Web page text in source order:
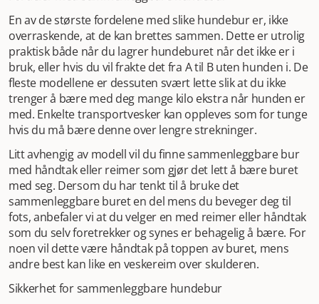
flotte vesker til hund. Er du usikker på om buret er stort
nok til hunden din, er det bare å ta målebåndet fatt. Buret
må være stort nok til at hunden har plass til å stå, ligge og
snu seg rundt uten problemer. Et bur som er for lite vil
være svært ubehagelig for hunden og absolutt ikke å
anbefale.Sammenleggbart hundebur av metallVi får med
jevne mellomrom inn sammenleggbare hundebur av
metall, så sjekk utvalget her og se om du finner noe du
liker. Metallbur tar opp ganske mye plass når de ikke er i
bruk, men har den fordelen at de er solige og man kan lett
holde øye med Fido, så du er nok ikke den eneste som er
på utkikk etter et sammenleggbart metallbur.
Vannavvisende hundeburDe fleste stoffburene og
hardcase-burene vi tilbyr er laget av vannavvisende
materialer som tåler både fukt og slitasje. Dersom du har
tenkt til å bruke det sammenleggbare hundeburet ditt til
transport og kommer til å bevege deg en del utendørs,
anbefaler vi at du velger et bur laget av vannavstøtende
materialer. Disse er dessuten lette å rengjøre med en
En av de største fordelene med slike hundebur er, ikke
overraskende, at de kan brettes sammen. Dette er utrolig
praktisk både når du lagrer hundeburet når det ikke er i
bruk, eller hvis du vil frakte det fra A til B uten hunden i. De
fleste modellene er dessuten svært lette slik at du ikke
trenger å bære med deg mange kilo ekstra når hunden er
med. Enkelte transportvesker kan oppleves som for tunge
hvis du må bære denne over lengre strekninger.
Litt avhengig av modell vil du finne sammenleggbare bur
med håndtak eller reimer som gjør det lett å bære buret
med seg. Dersom du har tenkt til å bruke det
sammenleggbare buret en del mens du beveger deg til
fots, anbefaler vi at du velger en med reimer eller håndtak
som du selv foretrekker og synes er behagelig å bære. For
noen vil dette være håndtak på toppen av buret, mens
andre best kan like en veskereim over skulderen.
Sikkerhet for sammenleggbare hundebur